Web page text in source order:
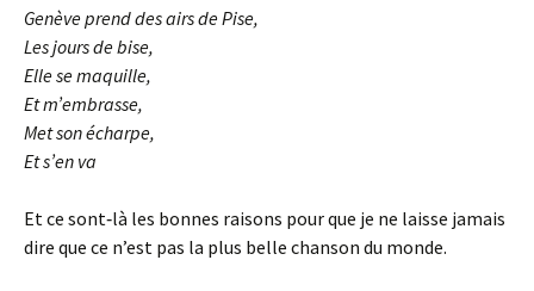
Genève prend des airs de Pise,
Les jours de bise,
Elle se maquille,
Et m’embrasse,
Met son écharpe,
Et s’en va
Et ce sont‑là les bonnes raisons pour que je ne laisse jamais
dire que ce n’est pas la plus belle chanson du monde.